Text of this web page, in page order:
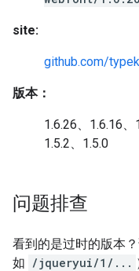
site:
github.com/
版本：
1.6.26、1.6.16、
1.5.2、1.5.0
问题排查
看到的是过时的版本
如 /jqueryui/1/...